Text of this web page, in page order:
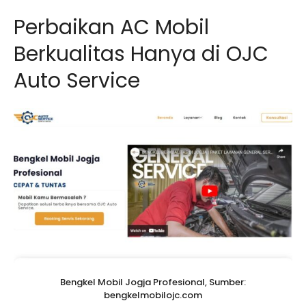
Perbaikan AC Mobil
Berkualitas Hanya di OJC
Auto Service
Bengkel Mobil Jogja Profesional, Sumber:
bengkelmobilojc.com